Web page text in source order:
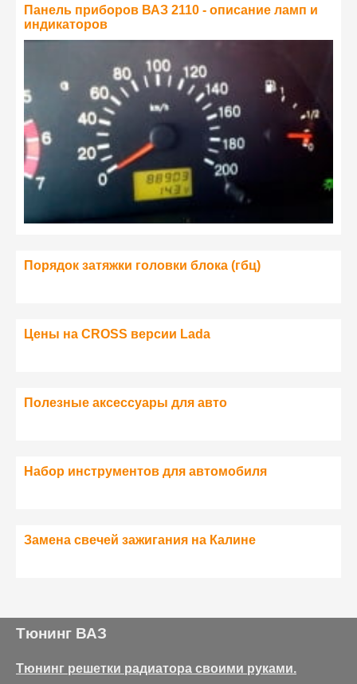
Панель приборов ВАЗ 2110 - описание ламп и
индикаторов
Порядок затяжки головки блока (гбц)
Цены на CROSS версии Lada
Полезные аксессуары для авто
Набор инструментов для автомобиля
Замена свечей зажигания на Калине
Тюнинг ВАЗ
Тюнинг решетки радиатора своими руками.